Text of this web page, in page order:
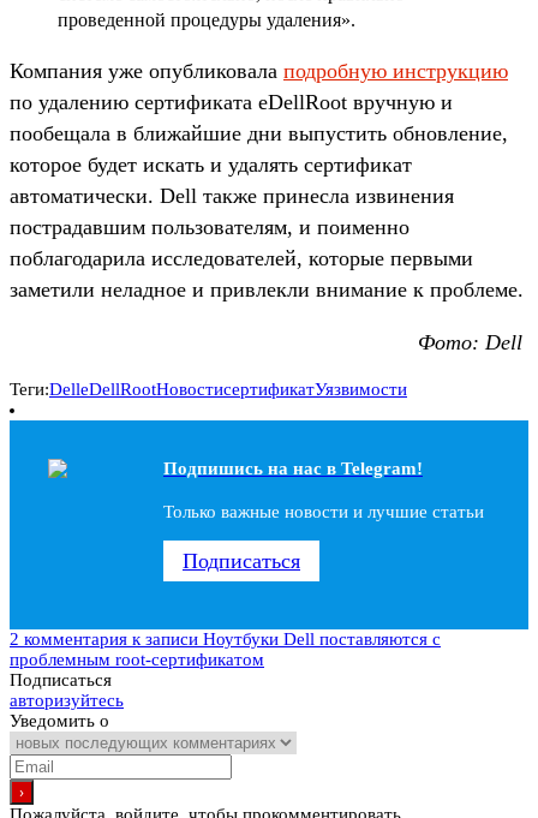
проведенной процедуры удаления».
Компания уже опубликовала подробную инструкцию
по удалению сертификата eDellRoot вручную и
пообещала в ближайшие дни выпустить обновление,
которое будет искать и удалять сертификат
автоматически. Dell также принесла извинения
пострадавшим пользователям, и поименно
поблагодарила исследователей, которые первыми
заметили неладное и привлекли внимание к проблеме.
Фото: Dell
Теги:DelleDellRootНовостисертификатУязвимости
Подпишись на наc в Telegram!
Только важные новости и лучшие статьи
Подписаться
2 комментария к записи Ноутбуки Dell поставляются с
проблемным root-сертификатом
Подписаться
авторизуйтесь
Уведомить о